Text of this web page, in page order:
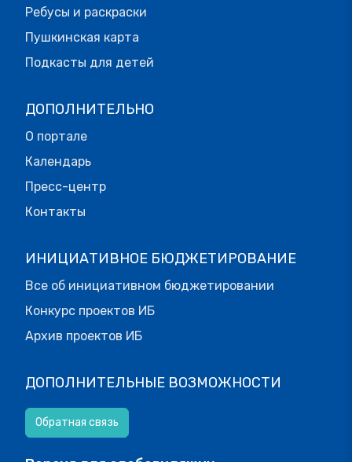
Ребусы и раскраски
Пушкинская карта
Подкасты для детей
ДОПОЛНИТЕЛЬНО
О портале
Календарь
Пресс-центр
Контакты
ИНИЦИАТИВНОЕ БЮДЖЕТИРОВАНИЕ
Все об инициативном бюджетировании
Конкурс проектов ИБ
Архив проектов ИБ
ДОПОЛНИТЕЛЬНЫЕ ВОЗМОЖНОСТИ
Обратная связь